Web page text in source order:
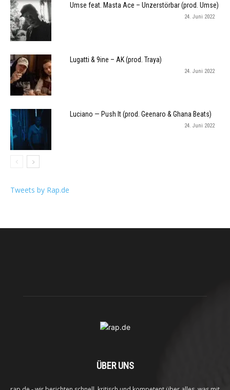
Umse feat. Masta Ace – Unzerstörbar (prod. Umse)
24. Juni 2022
Lugatti & 9ine – AK (prod. Traya)
24. Juni 2022
Luciano — Push It (prod. Geenaro & Ghana Beats)
24. Juni 2022
Tweets by Rap.de
ÜBER UNS